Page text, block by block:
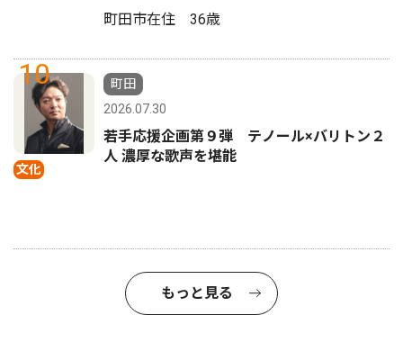
町田市在住 36歳
10
文化
町田
2026.07.30
若手応援企画第９弾 テノール×バリトン２
人 濃厚な歌声を堪能
もっと見る